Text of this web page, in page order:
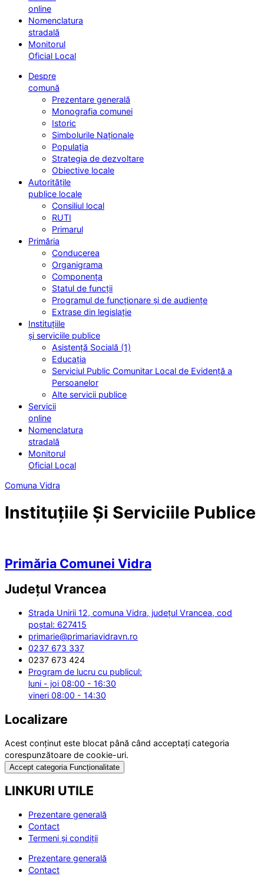
online
Nomenclatura
stradală
Monitorul
Oficial Local
Despre
comună
Prezentare generală
Monografia comunei
Istoric
Simbolurile Naționale
Populația
Strategia de dezvoltare
Obiective locale
Autoritățile
publice locale
Consiliul local
RUTI
Primarul
Primăria
Conducerea
Organigrama
Componența
Statul de funcții
Programul de funcționare și de audiențe
Extrase din legislație
Instituțiile
și serviciile publice
Asistență Socială (1)
Educația
Serviciul Public Comunitar Local de Evidență a
Persoanelor
Alte servicii publice
Servicii
online
Nomenclatura
stradală
Monitorul
Oficial Local
Comuna Vidra
Instituțiile Și Serviciile Publice
Primăria Comunei Vidra
Județul Vrancea
Strada Unirii 12, comuna Vidra, județul Vrancea, cod
poștal: 627415
primarie@primariavidravn.ro
0237 673 337
0237 673 424
Program de lucru cu publicul:
luni - joi 08:00 - 16:30
vineri 08:00 - 14:30
Localizare
Acest conținut este blocat până când acceptați categoria
corespunzătoare de cookie-uri.
Accept categoria Funcționalitate
LINKURI UTILE
Prezentare generală
Contact
Termeni și condiții
Prezentare generală
Contact